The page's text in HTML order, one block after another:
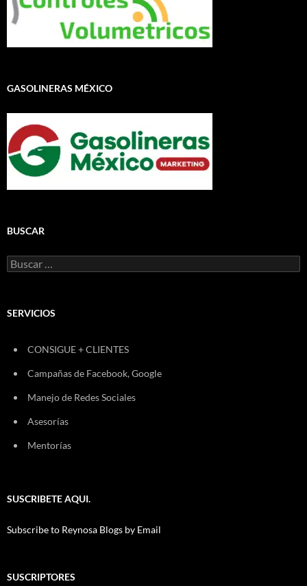
GASOLINERAS MÉXICO
BUSCAR
Buscar:
SERVICIOS
CONSIGUE + CLIENTES
Campañas de Facebook, Google
Manejo de Redes Sociales
Asesorías
Mentorías
SUSCRIBETE AQUI.
Subscribe to Reynosa Blogs by Email
SUSCRIPTORES